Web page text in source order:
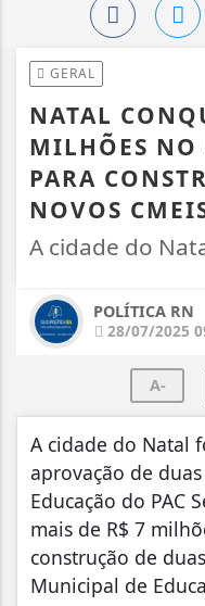
GERAL
NATAL
MILHÕES NO
PARA
NOVOS
A cidade do
POLÍTICA RN
28/07/2025
A-
A cidade do Natal
aprovação de
Educação do PAC
mais de R$ 7
construção de
Municipal de